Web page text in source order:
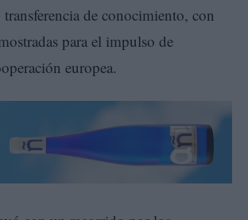
de conocimiento, con
para el impulso de
europea.